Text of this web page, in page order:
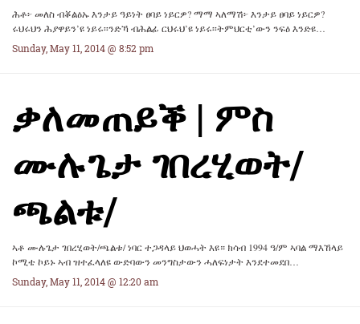
ሕቶ፦ መለስ ብቖልዕኡ እንታይ ዓይነት ፀባይ ነይርዎ? ማማ ኣለማሽ፦ እንታይ ፀባይ ነይርዎ?
ሩህሩህን ሕያዋይን’ዩ ነይሩ፡፡ንድኻ ብሕልፊ ርህሩህ’ዩ ነይሩ፡፡ትምህርቲ’ውን ንፍዕ እንድዩ…
Sunday, May 11, 2014 @ 8:52 pm
ቃለመጠይቕ | ምስ
ሙሉጌታ ገበረሂወት/
ጫልቱ/
ኣቶ ሙሉጌታ ገበረሂወት/ጫልቱ/ ነባር ተጋዳላይ ህወሓት እዩ። ክሳብ 1994 ዓ/ም ኣባል ማእኸላይ
ኮሚቴ ኮይኑ ኣብ ዝተፈላለዩ ውድባውን መንግስታውን ሓለፍነታት እንደተመደበ…
Sunday, May 11, 2014 @ 12:20 am